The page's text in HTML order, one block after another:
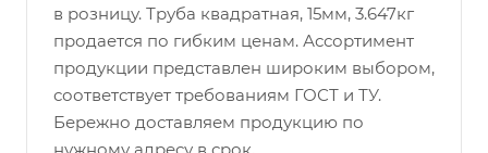
в розницу. Труба квадратная, 15мм, 3.647кг
продается по гибким ценам. Ассортимент
продукции представлен широким выбором,
соответствует требованиям ГОСТ и ТУ.
Бережно доставляем продукцию по